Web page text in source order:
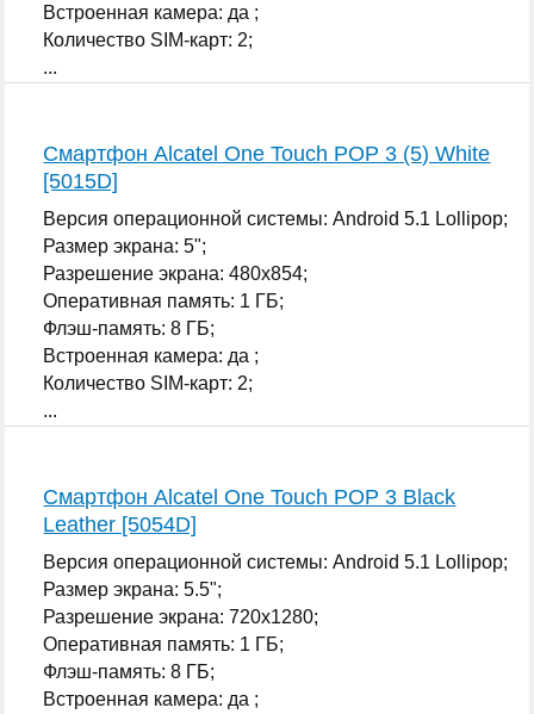
Встроенная камера: да ;
Количество SIM-карт: 2;
...
Смартфон Alcatel One Touch POP 3 (5) White
[5015D]
Версия операционной системы: Android 5.1 Lollipop;
Размер экрана: 5";
Разрешение экрана: 480x854;
Оперативная память: 1 ГБ;
Флэш-память: 8 ГБ;
Встроенная камера: да ;
Количество SIM-карт: 2;
...
Смартфон Alcatel One Touch POP 3 Black
Leather [5054D]
Версия операционной системы: Android 5.1 Lollipop;
Размер экрана: 5.5";
Разрешение экрана: 720x1280;
Оперативная память: 1 ГБ;
Флэш-память: 8 ГБ;
Встроенная камера: да ;